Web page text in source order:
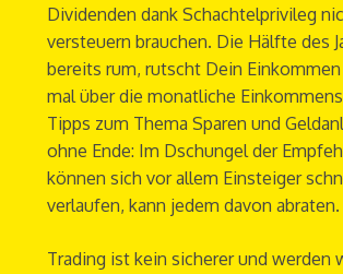
Dividenden dank Schachtelprivileg
versteuern brauchen. Die Hälfte des
bereits rum, rutscht Dein
mal über die monatliche
Tipps zum Thema Sparen und
ohne Ende: Im Dschungel der
können sich vor allem Einsteiger
verlaufen, kann jedem davon abraten.
Trading ist kein sicherer und werden